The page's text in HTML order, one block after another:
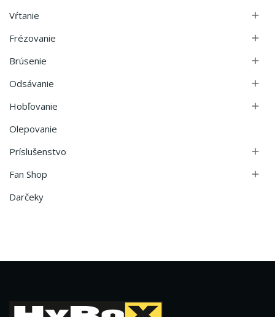
Vŕtanie 
Frézovanie 
Brúsenie 
Odsávanie 
Hobľovanie 
Olepovanie
Príslušenstvo

Fan Shop 
Darčeky